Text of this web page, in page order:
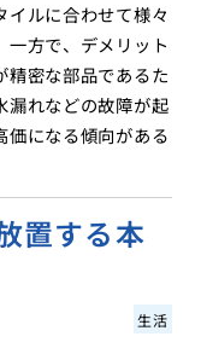
イルに合わせて様々
一方で、デメリット
精密な部品であるた
漏れなどの故障が起
価になる傾向がある
置する本
生活